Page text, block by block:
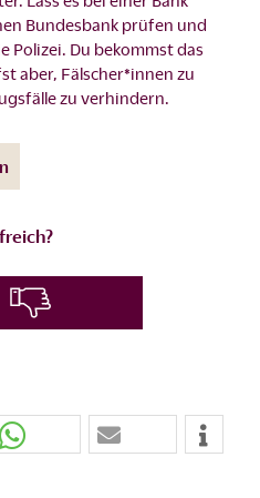
Bundesbank prüfen und
Polizei. Du bekommst das
aber, Fälscher*innen zu
zu verhindern.